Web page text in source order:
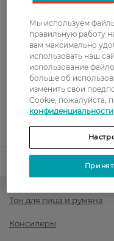
Оплата
Оплата картой
Послеоплата
Тон для лица и румяна
Консилеры
Мы используем
правильную работу
вам максимально
использовать наш
использование
больше об
изменить свои
Cookie, пожалуйста,
конфиденциальности